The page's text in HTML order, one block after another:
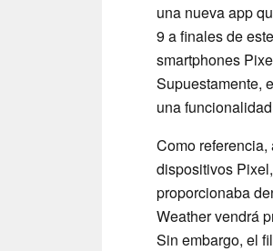
una nueva app
9 a finales de
smartphones
Supuestamente,
una
Como
dispositivos
proporcionaba
Weather vendrá
Sin embargo, el